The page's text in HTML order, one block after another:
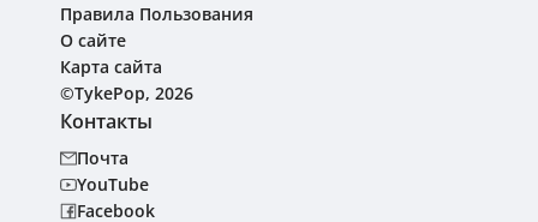
Правила Пользования
О сайте
Карта сайта
©TykePop, 2026
Контакты
Почта
YouTube
Facebook